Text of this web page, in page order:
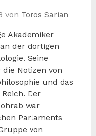
von Toros Sarian
Akademiker
der dortigen
Seine
Notizen von
und das
Der
war
Parlaments
von